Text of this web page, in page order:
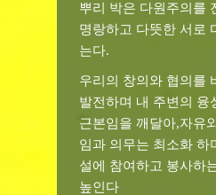
뿌리 박은 다원주의를
명랑하고 다뜻한 서로
는다.
우리의 창의와 협의를
발전하며 내 주변의 융
근본임을 깨달아,자유
임과 의무는 최소화 하
설에 참여하고 봉사하
높인다